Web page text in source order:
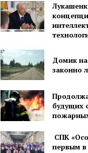
Домик на
законно
будущих
СПК
первым